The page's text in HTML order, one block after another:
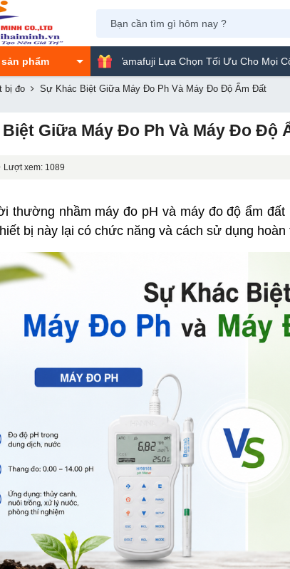
phẩm
Sơn Yamafuji Lựa Chọn Tối Ưu Cho Mọi Công Trình
bị đo Sự Khác Biệt Giữa Máy Đo Ph Và Máy Đo Độ Ẩm Đất
Giữa Máy Đo Ph Và Máy Đo Độ
Lượt xem: 1089
thường nhầm máy đo pH và máy đo độ ẩm
bị này lại có chức năng và cách sử dụng hoàn